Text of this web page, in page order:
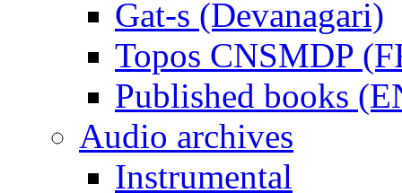
Gat-s (Devanagari)
Topos CNSMDP
Published books
Audio archives
Instrumental